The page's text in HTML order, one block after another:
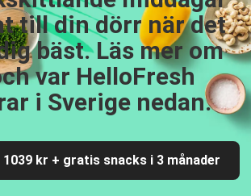
till din dörr när det
bäst. Läs mer om
var HelloFresh
i Sverige nedan.
kr + gratis snacks i 3 månader